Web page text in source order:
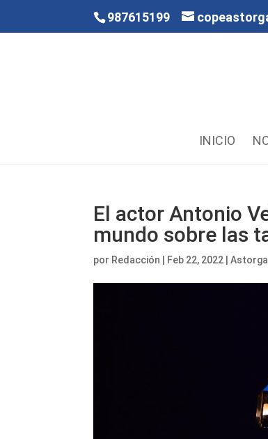
987615199
INICIO
El actor Antonio
mundo sobre las
por Redacción Feb 22, 2022 |Astorga